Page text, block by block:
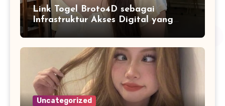
Link Togel Broto4D sebagai
Infrastruktur Akses Digital yang
Lebih Stabil dan Cepat
Uncategorized